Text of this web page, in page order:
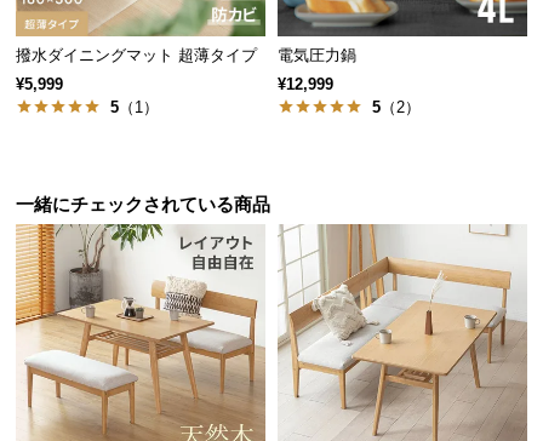
証
に
つ
い
員
規
約
に
つ
い
て
撥水ダイニングマット 超薄タイプ
¥5,999
5 （1）
電気圧力鍋
¥12,999
5 （2）
一緒にチェックされている商品